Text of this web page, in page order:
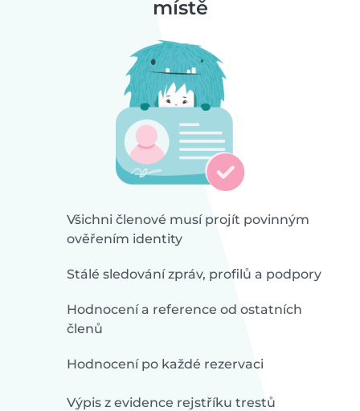
místě
Všichni členové musí projít povinným
ověřením identity
Stálé sledování zpráv, profilů a podpory
Hodnocení a reference od ostatních
členů
Hodnocení po každé rezervaci
Výpis z evidence rejstříku trestů